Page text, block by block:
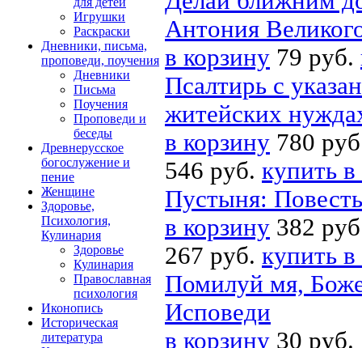
Игрушки
Раскраски
Дневники, письма,
проповеди, поучения
Дневники
Письма
Поучения
Проповеди и
беседы
Древнерусское
богослужение и
пение
Женщине
Здоровье,
Психология,
Кулинария
Здоровье
Кулинария
Православная
психология
Иконопись
Историческая
литература
Антония
в корзину 79 руб.
Псалтирь с
житейских
в корзину 780
546 руб. купить
Пустыня:
в корзину 382
267 руб. купить
Помилуй мя,
Исповеди
в корзину 30 руб.